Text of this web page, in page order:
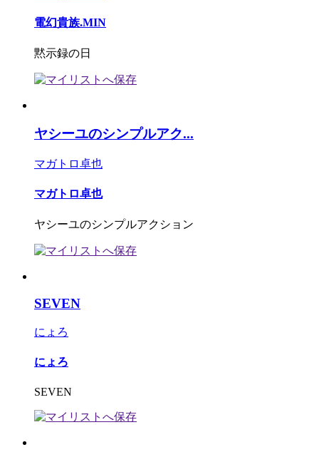
電幻貴族.MIN
黙示録の日
ヤシーユのシンプルアク...
マガトロ卓也
マガトロ卓也
ヤシーユのシンプルアクション
SEVEN
にょろ
にょろ
SEVEN